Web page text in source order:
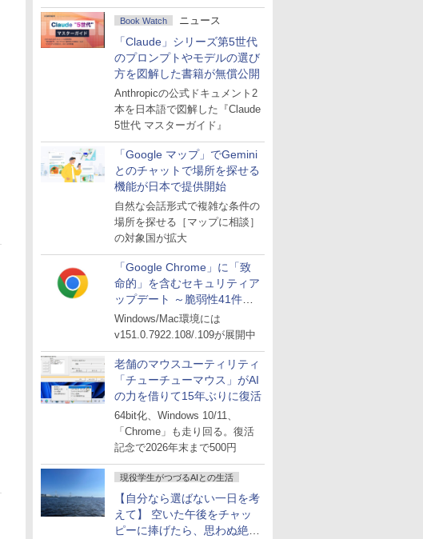
Book Watch ニュース
「Claude」シリーズ第5世代
のプロンプトやモデルの選び
方を図解した書籍が無償公開
Anthropicの公式ドキュメント2
本を日本語で図解した『Claude
5世代 マスターガイド』
「Google マップ」でGemini
とのチャットで場所を探せる
機能が日本で提供開始
自然な会話形式で複雑な条件の
場所を探せる［マップに相談］
の対象国が拡大
「Google Chrome」に「致
命的」を含むセキュリティア
ップデート ～脆弱性41件に
対処
Windows/Mac環境には
v151.0.7922.108/.109が展開中
老舗のマウスユーティリティ
「チューチューマウス」がAI
の力を借りて15年ぶりに復活
64bit化、Windows 10/11、
「Chrome」も走り回る。復活
記念で2026年末まで500円
現役学生がつづるAIとの生活
【自分なら選ばない一日を考
えて】 空いた午後をチャッ
ピーに捧げたら、思わぬ絶景